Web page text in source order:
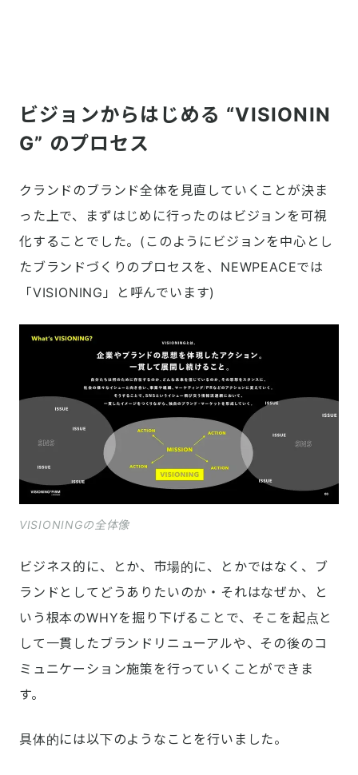
ビジョンからはじめる “VISIONIN
G” のプロセス
クランドのブランド全体を見直していくことが決ま
った上で、まずはじめに行ったのはビジョンを可視
化することでした。(このようにビジョンを中心とし
たブランドづくりのプロセスを、NEWPEACEでは
「VISIONING」と呼んでいます)
VISIONINGの全体像
ビジネス的に、とか、市場的に、とかではなく、ブ
ランドとしてどうありたいのか・それはなぜか、と
いう根本のWHYを掘り下げることで、そこを起点と
して一貫したブランドリニューアルや、その後のコ
ミュニケーション施策を行っていくことができま
す。
具体的には以下のようなことを行いました。